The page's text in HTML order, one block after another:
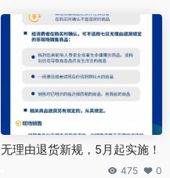
无理由退货新规，5月起实施！
475 0